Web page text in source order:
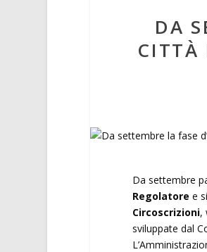
DA
CITTÀ
Da settembre
Regolatore e
Circoscrizioni,
sviluppate dal